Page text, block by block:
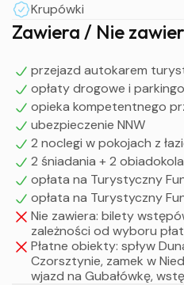
Powyższy program jest
w zależności od potrzeb
Krupówki
Zawiera / Nie
przejazd autokarem
opłaty drogowe i
opieka kompetentnego
ubezpieczenie NNW
2 noclegi w pokojach z
2 śniadania + 2
opłata na Turystyczny
opłata na Turystyczny
Nie zawiera: bilety
zależności od wyboru
Płatne obiekty: spływ
Czorsztynie, zamek w
wjazd na Gubałówkę,